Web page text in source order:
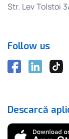
Str. Lev Tolstoi
Follow us
Descarcă